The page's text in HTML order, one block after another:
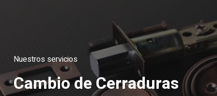
Nuestros servicios
Cambio de Cerraduras